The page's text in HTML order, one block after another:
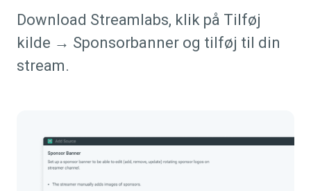
Download Streamlabs, klik på Tilføj
kilde → Sponsorbanner og tilføj til din
stream.